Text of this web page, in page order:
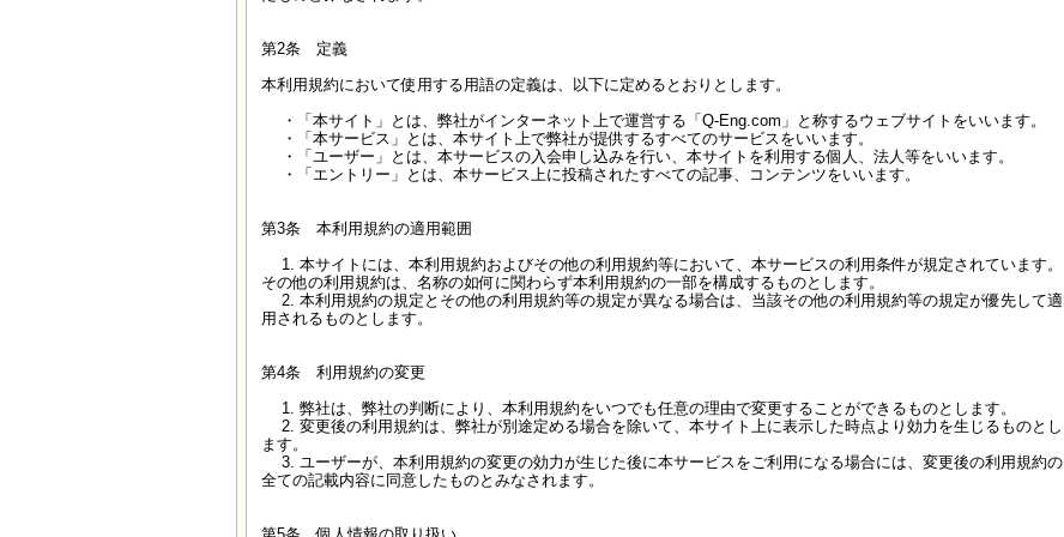
第2条 定義
本利用規約において使用する用語の定義は、以下に定めるとおりとします。
・「本サイト」とは、弊社がインターネット上で運営する「Q-Eng.com」と称するウェブサイトをいいます。
・「本サービス」とは、本サイト上で弊社が提供するすべてのサービスをいいます。
・「ユーザー」とは、本サービスの入会申し込みを行い、本サイトを利用する個人、法人等をいいます。
・「エントリー」とは、本サービス上に投稿されたすべての記事、コンテンツをいいます。
第3条 本利用規約の適用範囲
1. 本サイトには、本利用規約およびその他の利用規約等において、本サービスの利用条件が規定されています。
その他の利用規約は、名称の如何に関わらず本利用規約の一部を構成するものとします。
2. 本利用規約の規定とその他の利用規約等の規定が異なる場合は、当該その他の利用規約等の規定が優先して適
用されるものとします。
第4条 利用規約の変更
1. 弊社は、弊社の判断により、本利用規約をいつでも任意の理由で変更することができるものとします。
2. 変更後の利用規約は、弊社が別途定める場合を除いて、本サイト上に表示した時点より効力を生じるものとし
ます。
3. ユーザーが、本利用規約の変更の効力が生じた後に本サービスをご利用になる場合には、変更後の利用規約の
全ての記載内容に同意したものとみなされます。